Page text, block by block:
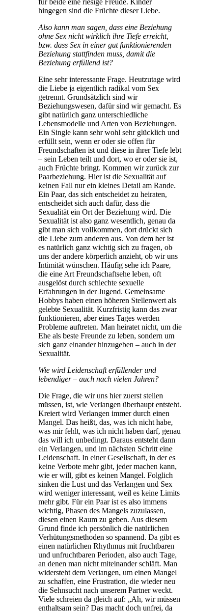
hingegen sind die Früchte dieser Liebe.
Also kann man sagen, dass eine Beziehung
ohne Sex nicht wirklich ihre Tiefe erreicht,
bzw. dass Sex in einer gut funktionierenden
Beziehung stattfinden muss, damit die
Beziehung erfüllend ist?
Eine sehr interessante Frage. Heutzutage wird
die Liebe ja eigentlich radikal vom Sex
getrennt. Grundsätzlich sind wir
Beziehungswesen, dafür sind wir gemacht. Es
gibt natürlich ganz unterschiedliche
Lebensmodelle und Arten von Beziehungen.
Ein Single kann sehr wohl sehr glücklich und
erfüllt sein, wenn er oder sie offen für
Freundschaften ist und diese in ihrer Tiefe lebt
– sein Leben teilt und dort, wo er oder sie ist,
auch Früchte bringt. Kommen wir zurück zur
Paarbeziehung. Hier ist die Sexualität auf
keinen Fall nur ein kleines Detail am Rande.
Ein Paar, das sich entscheidet zu heiraten,
entscheidet sich auch dafür, dass die
Sexualität ein Ort der Beziehung wird. Die
Sexualität ist also ganz wesentlich, genau da
gibt man sich vollkommen, dort drückt sich
die Liebe zum anderen aus. Von dem her ist
es natürlich ganz wichtig sich zu fragen, ob
uns der andere körperlich anzieht, ob wir uns
Intimität wünschen. Häufig sehe ich Paare,
die eine Art Freundschaftsehe leben, oft
ausgelöst durch schlechte sexuelle
Erfahrungen in der Jugend. Gemeinsame
Hobbys haben einen höheren Stellenwert als
gelebte Sexualität. Kurzfristig kann das zwar
funktionieren, aber eines Tages werden
Probleme auftreten. Man heiratet nicht, um die
Ehe als beste Freunde zu leben, sondern um
sich ganz einander hinzugeben – auch in der
Sexualität.
Wie wird Leidenschaft erfüllender und
lebendiger – auch nach vielen Jahren?
Die Frage, die wir uns hier zuerst stellen
müssen, ist, wie Verlangen überhaupt entsteht.
Kreiert wird Verlangen immer durch einen
Mangel. Das heißt, das, was ich nicht habe,
was mir fehlt, was ich nicht haben darf, genau
das will ich unbedingt. Daraus entsteht dann
ein Verlangen, und im nächsten Schritt eine
Leidenschaft. In einer Gesellschaft, in der es
keine Verbote mehr gibt, jeder machen kann,
wie er will, gibt es keinen Mangel. Folglich
sinken die Lust und das Verlangen und Sex
wird weniger interessant, weil es keine Limits
mehr gibt. Für ein Paar ist es also immens
wichtig, Phasen des Mangels zuzulassen,
diesen einen Raum zu geben. Aus diesem
Grund finde ich persönlich die natürlichen
Verhütungsmethoden so spannend. Da gibt es
einen natürlichen Rhythmus mit fruchtbaren
und unfruchtbaren Perioden, also auch Tage,
an denen man nicht miteinander schläft. Man
widersteht dem Verlangen, um einen Mangel
zu schaffen, eine Frustration, die wieder neu
die Sehnsucht nach unserem Partner weckt.
Viele schreien da gleich auf: „Ah, wir müssen
enthaltsam sein? Das macht doch unfrei, da